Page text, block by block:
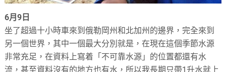
6月9日
坐了超過十小時車來到俄勒岡州和北加州的邊界，完全來到
另一個世界，其中一個最大分別就是，在現在這個季節水源
非常充足，在資料上寫着「不可靠水源」的位置都還有水
流，甚至資料沒有的地方也有水，所以我長期只帶1升水就上